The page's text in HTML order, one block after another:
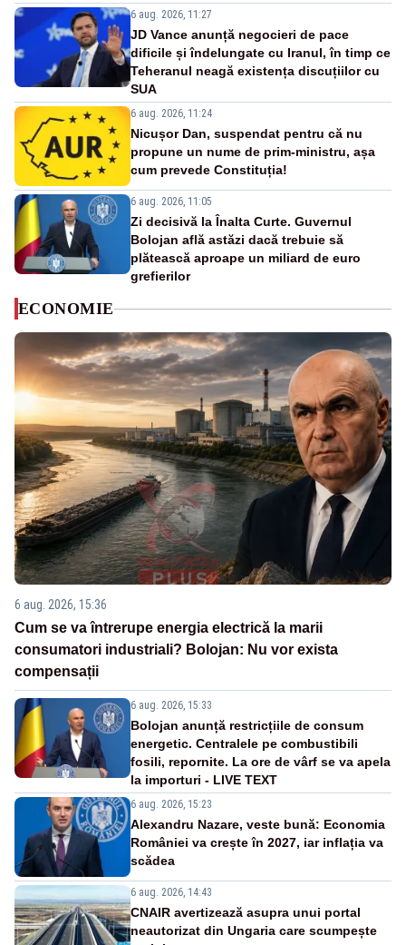
6 aug. 2026, 11:27
JD Vance anunță negocieri de pace
dificile și îndelungate cu Iranul, în timp ce
Teheranul neagă existența discuțiilor cu
SUA
6 aug. 2026, 11:24
Nicușor Dan, suspendat pentru că nu
propune un nume de prim-ministru, așa
cum prevede Constituția!
6 aug. 2026, 11:05
Zi decisivă la Înalta Curte. Guvernul
Bolojan află astăzi dacă trebuie să
plătească aproape un miliard de euro
grefierilor
ECONOMIE
6 aug. 2026, 15:36
Cum se va întrerupe energia electrică la marii
consumatori industriali? Bolojan: Nu vor exista
compensații
6 aug. 2026, 15:33
Bolojan anunță restricțiile de consum
energetic. Centralele pe combustibili
fosili, repornite. La ore de vârf se va apela
la importuri - LIVE TEXT
6 aug. 2026, 15:23
Alexandru Nazare, veste bună: Economia
României va crește în 2027, iar inflația va
scădea
6 aug. 2026, 14:43
CNAIR avertizează asupra unui portal
neautorizat din Ungaria care scumpește